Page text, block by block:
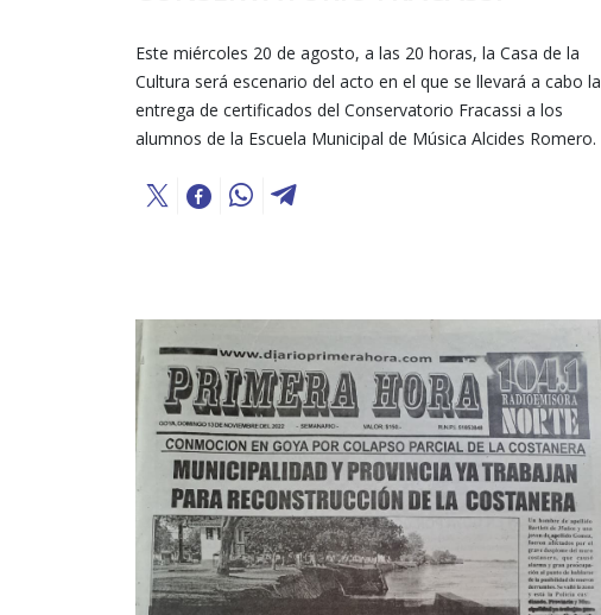
Este miércoles 20 de agosto, a las 20 horas, la Casa de la
Cultura será escenario del acto en el que se llevará a cabo la
entrega de certificados del Conservatorio Fracassi a los
alumnos de la Escuela Municipal de Música Alcides Romero.